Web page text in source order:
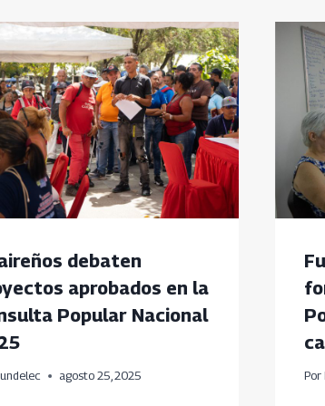
debaten
aprobados en la
Popular Nacional
agosto 25, 2025 Por